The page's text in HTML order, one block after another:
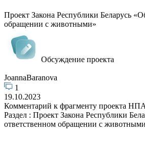
Проект Закона Республики Беларусь
обращении с животными»
Обсуждение проекта
JoannaBaranova
1
19.10.2023
Комментарий к фрагменту проекта
Раздел : Проект Закона Республики
ответственном обращении с